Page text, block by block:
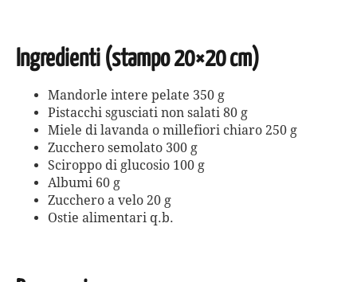
Ingredienti (stampo 20×20 cm)
Mandorle intere pelate 350 g
Pistacchi sgusciati non salati 80 g
Miele di lavanda o millefiori chiaro 250 g
Zucchero semolato 300 g
Sciroppo di glucosio 100 g
Albumi 60 g
Zucchero a velo 20 g
Ostie alimentari q.b.